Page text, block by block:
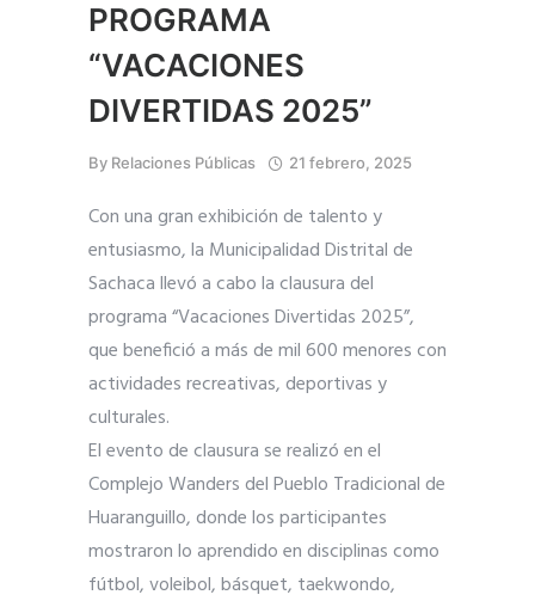
PROGRAMA
“VACACIONES
DIVERTIDAS 2025”
By Relaciones Públicas 21 febrero, 2025
Con una gran exhibición de talento y
entusiasmo, la Municipalidad Distrital de
Sachaca llevó a cabo la clausura del
programa “Vacaciones Divertidas 2025”,
que benefició a más de mil 600 menores con
actividades recreativas, deportivas y
culturales.
El evento de clausura se realizó en el
Complejo Wanders del Pueblo Tradicional de
Huaranguillo, donde los participantes
mostraron lo aprendido en disciplinas como
fútbol, voleibol, básquet, taekwondo,